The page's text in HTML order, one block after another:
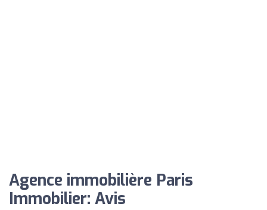
Agence immobilière Paris
Immobilier: Avis